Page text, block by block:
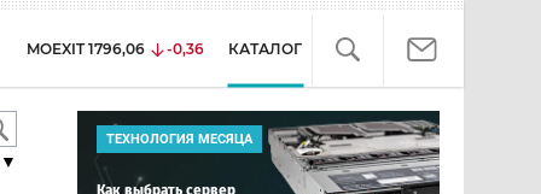
MOEXIT 1796,06 -0,36 КАТАЛОГ
▼
ТЕХНОЛОГИЯ МЕСЯЦА
Как выбрать сервер